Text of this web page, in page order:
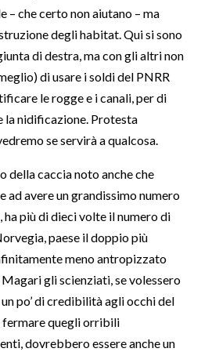
– che certo non aiutano – ma
degli habitat. Qui si sono
di destra, ma con gli altri non
di usare i soldi del PNRR
le rogge e i canali, per di
la nidificazione. Protesta
se servirà a qualcosa.
della caccia noto anche che
ad avere un grandissimo numero
ha più di dieci volte il numero di
paese il doppio più
meno antropizzato
gli scienziati, se volessero
po’ di credibilità agli occhi del
quegli orribili
dovrebbero essere anche un